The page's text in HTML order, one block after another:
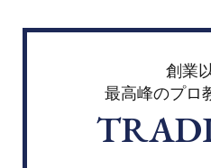
創業
最高峰のプロ